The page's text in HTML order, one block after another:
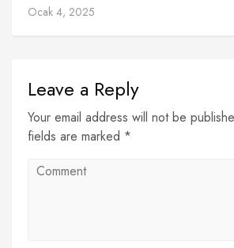
Ocak 4, 2025
Leave a Reply
Your email address will not be
fields are marked *